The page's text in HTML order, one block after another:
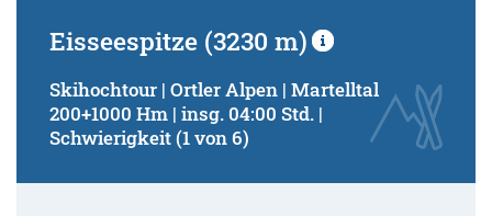
Eisseespitze (3230 m)
Skihochtour | Ortler Alpen | Martelltal
200+1000 Hm | insg. 04:00 Std. |
Schwierigkeit (1 von 6)